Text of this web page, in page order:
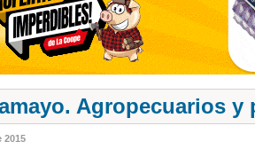
Agropecuarios y
2015